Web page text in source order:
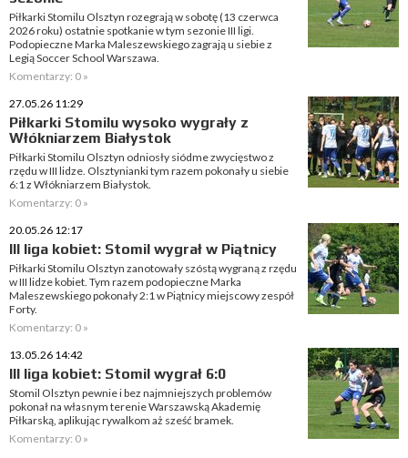
Piłkarki Stomilu Olsztyn rozegrają w sobotę (13 czerwca
2026 roku) ostatnie spotkanie w tym sezonie III ligi.
Podopieczne Marka Maleszewskiego zagrają u siebie z
Legią Soccer School Warszawa.
Komentarzy: 0 »
27.05.26 11:29
Piłkarki Stomilu wysoko wygrały z
Włókniarzem Białystok
Piłkarki Stomilu Olsztyn odniosły siódme zwycięstwo z
rzędu w III lidze. Olsztynianki tym razem pokonały u siebie
6:1 z Włókniarzem Białystok.
Komentarzy: 0 »
20.05.26 12:17
III liga kobiet: Stomil wygrał w Piątnicy
Piłkarki Stomilu Olsztyn zanotowały szóstą wygraną z rzędu
w III lidze kobiet. Tym razem podopieczne Marka
Maleszewskiego pokonały 2:1 w Piątnicy miejscowy zespół
Forty.
Komentarzy: 0 »
13.05.26 14:42
III liga kobiet: Stomil wygrał 6:0
Stomil Olsztyn pewnie i bez najmniejszych problemów
pokonał na własnym terenie Warszawską Akademię
Piłkarską, aplikując rywalkom aż sześć bramek.
Komentarzy: 0 »